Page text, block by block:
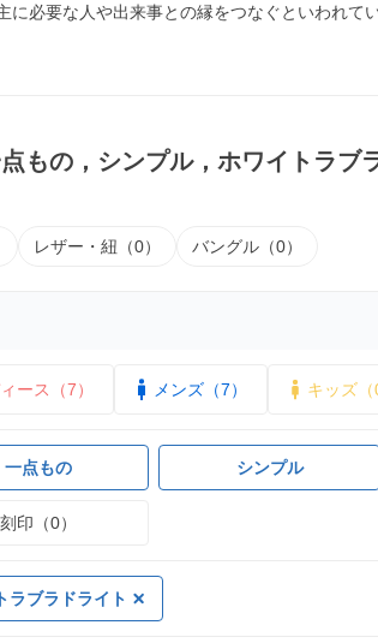
必要な人や出来事との縁をつなぐといわれてい
もの，シンプル，ホワイトラブ
レザー・紐（0） バングル（0）
ース（7） メンズ（7） キッズ（
一点もの シンプル
刻印（0）
ラブラドライト